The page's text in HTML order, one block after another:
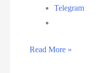
Telegram
Parque
Read More »